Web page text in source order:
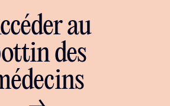
au
des